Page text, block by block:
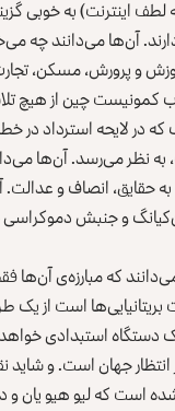
لطف اینترنت) به خوبی
آن‌ها می‌دانند چه
و پرورش، مسکن،
کمونیست چین از هیچ
لایحه استرداد در خطر
نظر می‌رسد. آن‌ها
حقایق، انصاف و
و جنبش دموکراسی
که مبارزه‌ی
است از یک
دستگاه استبدادی
انتظار جهان است. و
است که لیو هیو